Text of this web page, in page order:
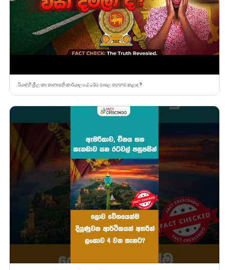
රියාද්හි ශ්‍රී ලංකා තානාපති කාර්යාලයේ ධර්ම පාසල තහනම් කළාද ?